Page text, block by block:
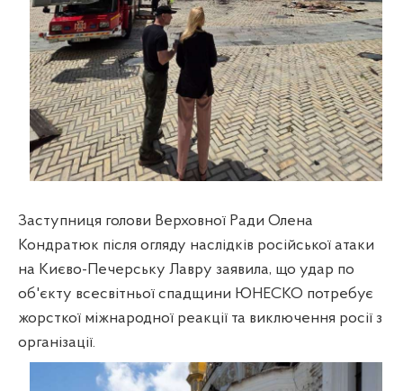
Заступниця голови Верховної Ради Олена
Кондратюк після огляду наслідків російської атаки
на Києво-Печерську Лавру заявила, що удар по
об'єкту всесвітньої спадщини ЮНЕСКО потребує
жорсткої міжнародної реакції та виключення росії з
організації.